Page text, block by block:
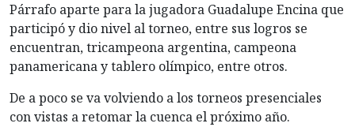
Párrafo aparte para la jugadora Guadalupe Encina que
participó y dio nivel al torneo, entre sus logros se
encuentran, tricampeona argentina, campeona
panamericana y tablero olímpico, entre otros.
De a poco se va volviendo a los torneos presenciales
con vistas a retomar la cuenca el próximo año.